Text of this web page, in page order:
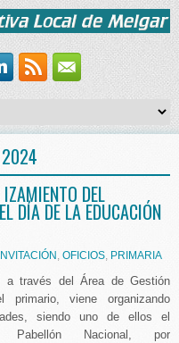
2024
DEL
DÍA DE LA EDUCACIÓN
INVITACIÓN , OFICIOS, PRIMARIA
a través del Área de Gestión
primario, viene organizando
siendo uno de ellos el
Pabellón Nacional, por